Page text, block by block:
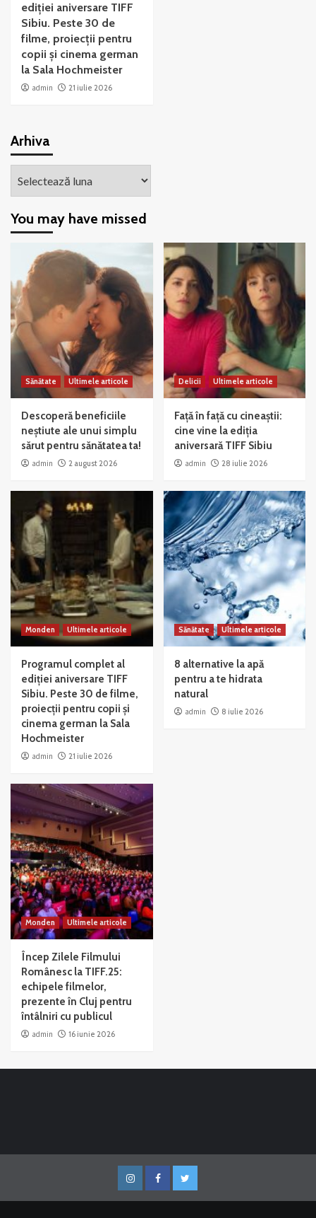
ediției aniversare TIFF
Sibiu. Peste 30 de
filme, proiecții pentru
copii și cinema german
la Sala Hochmeister
admin 21 iulie 2026
Arhiva
You may have missed
Sănătate Ultimele articole
Descoperă beneficiile
neștiute ale unui simplu
sărut pentru sănătatea ta!
admin 2 august 2026
Delicii Ultimele articole
Față în față cu cineaștii:
cine vine la ediția
aniversară TIFF Sibiu
admin 28 iulie 2026
Monden Ultimele articole
Programul complet al
ediției aniversare TIFF
Sibiu. Peste 30 de filme,
proiecții pentru copii și
cinema german la Sala
Hochmeister
admin 21 iulie 2026
Sănătate Ultimele articole
8 alternative la apă
pentru a te hidrata
natural
admin 8 iulie 2026
Monden Ultimele articole
Încep Zilele Filmului
Românesc la TIFF.25:
echipele filmelor,
prezente în Cluj pentru
întâlniri cu publicul
admin 16 iunie 2026
InstagramFacebookTwitter